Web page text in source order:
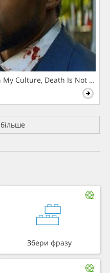
Culture, Death Is Not The
Збери фразу